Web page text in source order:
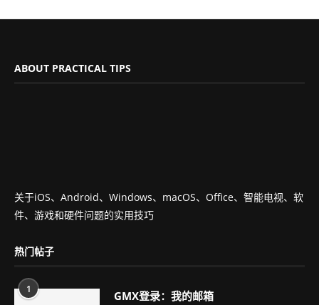
ABOUT PRACTICAL TIPS
关于iOS、Android、Windows、macOS、Office、智能电视、软
件、游戏和硬件问题的实用技巧
热门帖子
1 GMX登录：我的邮箱